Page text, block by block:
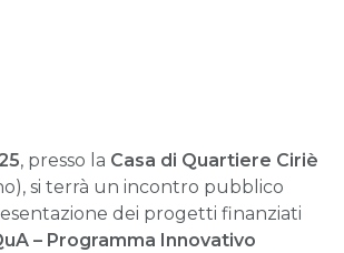
, presso la Casa di Quartiere Ciriè
si terrà un incontro pubblico
dei progetti finanziati
– Programma Innovativo